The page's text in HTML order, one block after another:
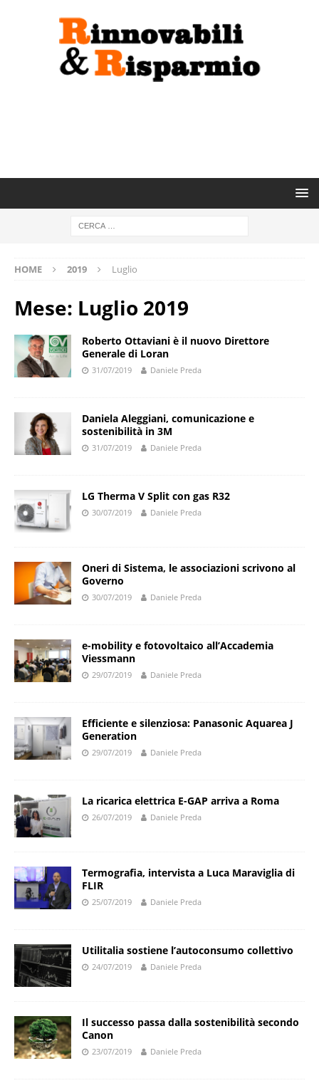
HOME 2019 Luglio
Mese: Luglio 2019
Roberto Ottaviani è il nuovo Direttore
Generale di Loran
31/07/2019 Daniele Preda
Daniela Aleggiani, comunicazione e
sostenibilità in 3M
31/07/2019 Daniele Preda
LG Therma V Split con gas R32
30/07/2019 Daniele Preda
Oneri di Sistema, le associazioni scrivono al
Governo
30/07/2019 Daniele Preda
e-mobility e fotovoltaico all’Accademia
Viessmann
29/07/2019 Daniele Preda
Efficiente e silenziosa: Panasonic Aquarea J
Generation
29/07/2019 Daniele Preda
La ricarica elettrica E-GAP arriva a Roma
26/07/2019 Daniele Preda
Termografia, intervista a Luca Maraviglia di
FLIR
25/07/2019 Daniele Preda
Utilitalia sostiene l’autoconsumo collettivo
24/07/2019 Daniele Preda
Il successo passa dalla sostenibilità secondo
Canon
23/07/2019 Daniele Preda